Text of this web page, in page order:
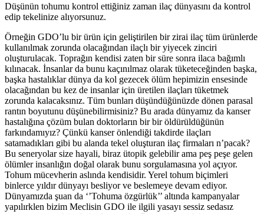
Düşünün tohumu kontrol ettiğiniz zaman ilaç dünyasını da kontrol
edip tekelinize alıyorsunuz.
Örneğin GDO’lu bir ürün için geliştirilen bir zirai ilaç tüm ürünlerde
kullanılmak zorunda olacağından ilaçlı bir yiyecek zinciri
oluşturulacak. Toprağın kendisi zaten bir süre sonra ilaca bağımlı
kılınacak. İnsanlar da bunu kaçınılmaz olarak tüketeceğinden başka,
başka hastalıklar dünya da kol gezecek ölüm hepimizin ensesinde
olacağından bu kez de insanlar için üretilen ilaçları tüketmek
zorunda kalacaksınız. Tüm bunları düşündüğünüzde dönen parasal
rantın boyutunu düşünebilirmisiniz? Bu arada dünyamız da kanser
hastalığına çözüm bulan doktorların bir bir öldürüldüğünün
farkındamıyız? Çünkü kanser önlendiği takdirde ilaçları
satamadıkları gibi bu alanda tekel oluşturan ilaç firmaları n’pacak?
Bu seneryolar size hayali, biraz ütopik gelebilir ama peş peşe gelen
ölümler insanlığın doğal olarak bunu sorgulamasına yol açıyor.
Tohum mücevherin aslında kendisidir. Yerel tohum biçimleri
binlerce yıldır dünyayı besliyor ve beslemeye devam ediyor.
Dünyamızda şuan da ‘’Tohuma özgürlük’’ altında kampanyalar
yapılırklen bizim Meclisin GDO ile ilgili yasayı sessiz sedasız